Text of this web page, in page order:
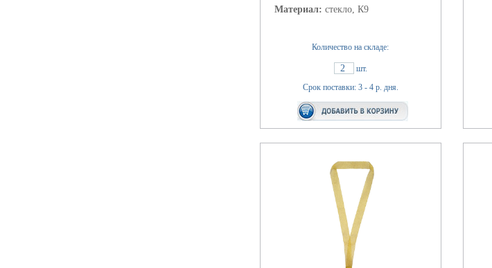
Материал: стекло, К9
Количество на складе:
2
шт.
Срок поставки: 3 - 4 р. дня.